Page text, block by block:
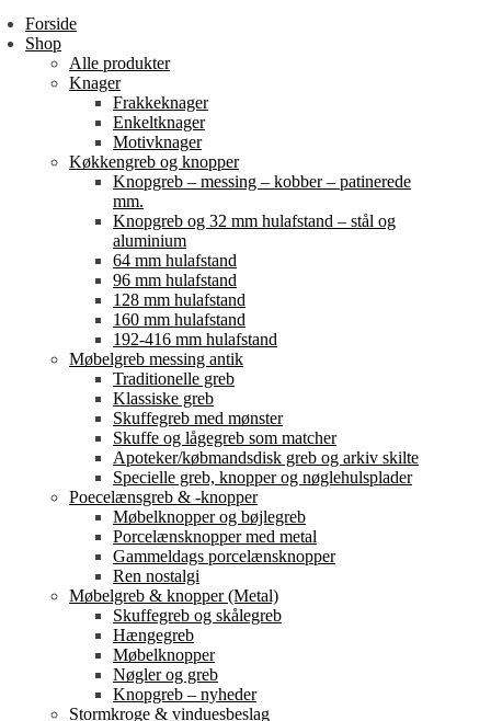
Forside
Shop
Alle produkter
Knager
Frakkeknager
Enkeltknager
Motivknager
Køkkengreb og knopper
Knopgreb – messing – kobber – patinerede
mm.
Knopgreb og 32 mm hulafstand – stål og
aluminium
64 mm hulafstand
96 mm hulafstand
128 mm hulafstand
160 mm hulafstand
192-416 mm hulafstand
Møbelgreb messing antik
Traditionelle greb
Klassiske greb
Skuffegreb med mønster
Skuffe og lågegreb som matcher
Apoteker/købmandsdisk greb og arkiv skilte
Specielle greb, knopper og nøglehulsplader
Poecelænsgreb & -knopper
Møbelknopper og bøjlegreb
Porcelænsknopper med metal
Gammeldags porcelænsknopper
Ren nostalgi
Møbelgreb & knopper (Metal)
Skuffegreb og skålegreb
Hængegreb
Møbelknopper
Nøgler og greb
Knopgreb – nyheder
Stormkroge & vinduesbeslag